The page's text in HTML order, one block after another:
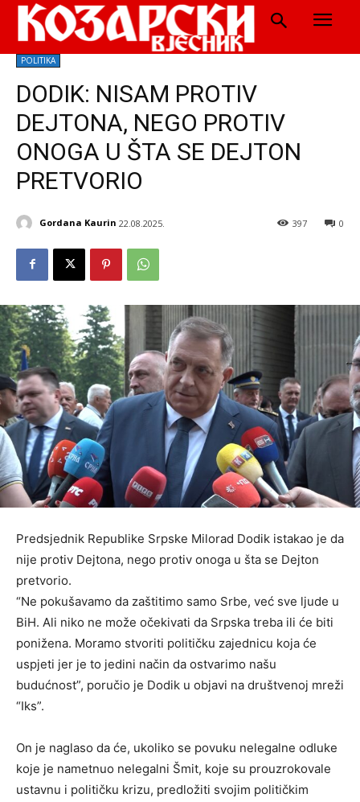
POLITIKA
DODIK: NISAM PROTIV
DEJTONA, NEGO PROTIV
ONOGA U ŠTA SE DEJTON
PRETVORIO
Gordana Kaurin 22.08.2025. 0
397
Predsjednik Republike Srpske Milorad Dodik istakao je da
nije protiv Dejtona, nego protiv onoga u šta se Dejton
pretvorio.
“Ne pokušavamo da zaštitimo samo Srbe, već sve ljude u
BiH. Ali niko ne može očekivati da Srpska treba ili će biti
ponižena. Moramo stvoriti političku zajednicu koja će
uspjeti jer je to jedini način da ostvarimo našu
budućnost”, poručio je Dodik u objavi na društvenoj mreži
“Iks”.
On je naglaso da će, ukoliko se povuku nelegalne odluke
koje je nametnuo nelegalni Šmit, koje su prouzrokovale
ustavnu i političku krizu, predložiti svojim političkim